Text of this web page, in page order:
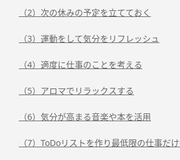
（2）次の休みの予定を立てておく
（3）運動をして気分をリフレッシュ
（4）適度に仕事のことを考える
（5）アロマでリラックスする
（6）気分が高まる音楽や本を活用
（7）ToDoリストを作り最低限の仕事だ